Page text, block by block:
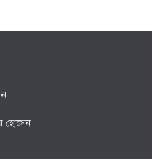
হোসেন